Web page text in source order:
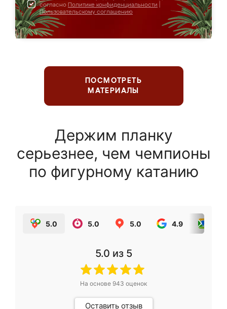
согласно Политике конфиденциальности
Пользовательскому соглашению
ПОСМОТРЕТЬ
МАТЕРИАЛЫ
Держим планку
серьезнее, чем чемпионы
по фигурному катанию
5.0 5.0 5.0 4.9
5.0 из 5
На основе 943 оценок
Оставить отзыв